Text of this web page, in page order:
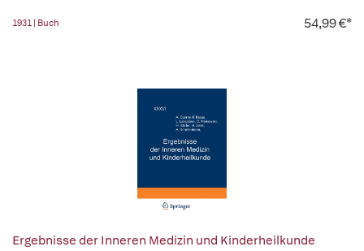
1931 | Buch 54,99 €*
Ergebnisse der Inneren Medizin und Kinderheilkunde